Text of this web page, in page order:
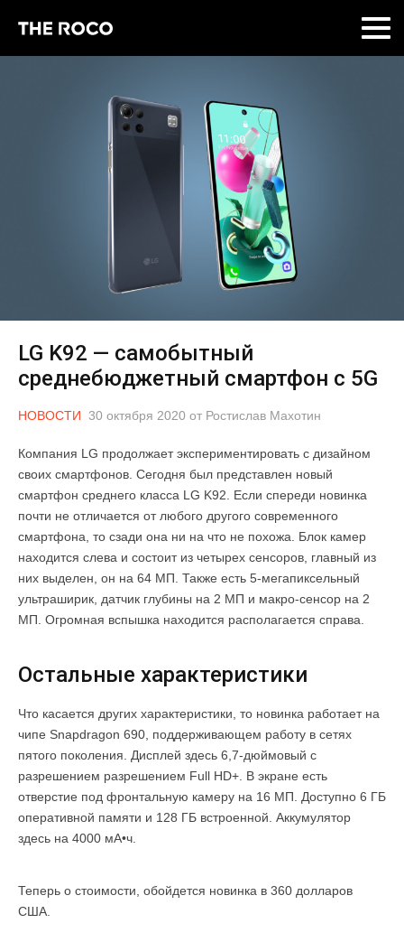
LG K92 — самобытный
среднебюджетный смартфон с 5G
НОВОСТИ 30 октября 2020 от Ростислав Махотин
Компания LG продолжает экспериментировать с дизайном
своих смартфонов. Сегодня был представлен новый
смартфон среднего класса LG K92. Если спереди новинка
почти не отличается от любого другого современного
смартфона, то сзади она ни на что не похожа. Блок камер
находится слева и состоит из четырех сенсоров, главный из
них выделен, он на 64 МП. Также есть 5-мегапиксельный
ультраширик, датчик глубины на 2 МП и макро-сенсор на 2
МП. Огромная вспышка находится располагается справа.
Остальные характеристики
Что касается других характеристики, то новинка работает на
чипе Snapdragon 690, поддерживающем работу в сетях
пятого поколения. Дисплей здесь 6,7-дюймовый с
разрешением разрешением Full HD+. В экране есть
отверстие под фронтальную камеру на 16 МП. Доступно 6 ГБ
оперативной памяти и 128 ГБ встроенной. Аккумулятор
здесь на 4000 мА•ч.
Теперь о стоимости, обойдется новинка в 360 долларов
США.